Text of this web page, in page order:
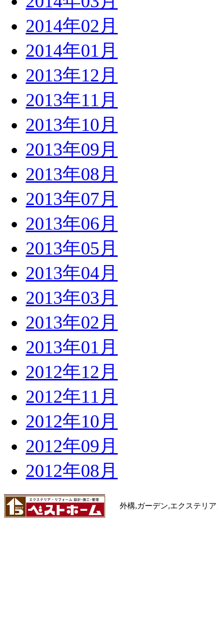
2014年02月
2014年01月
2013年12月
2013年11月
2013年10月
2013年09月
2013年08月
2013年07月
2013年06月
2013年05月
2013年04月
2013年03月
2013年02月
2013年01月
2012年12月
2012年11月
2012年10月
2012年09月
2012年08月
外構,ガーデン,エクステリ